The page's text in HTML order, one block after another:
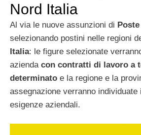
Nord Italia
Al via le nuove assunzioni di
selezionando postini nelle regioni
Italia: le figure selezionate
azienda con contratti di lavoro a
determinato e la regione e la
assegnazione verranno individuate
esigenze aziendali.